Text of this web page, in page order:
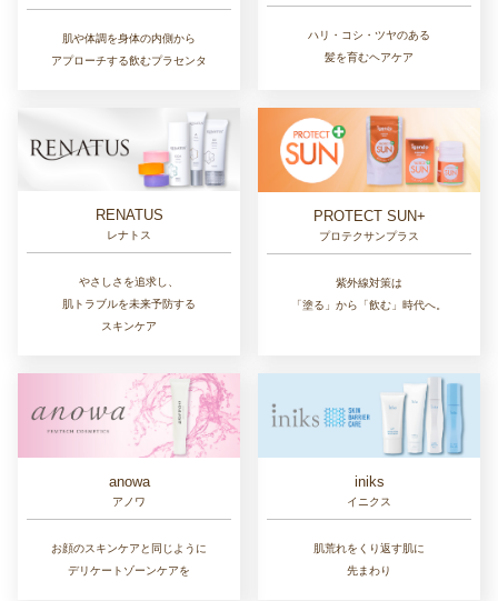
肌や体調を身体の内側から
アプローチする飲むプラセンタ
ハリ・コシ・ツヤのある
髪を育むヘアケア
RENATUS
レナトス
やさしさを追求し、
肌トラブルを未来予防する
スキンケア
PROTECT SUN+
プロテクサンプラス
紫外線対策は
「塗る」から「飲む」時代へ。
anowa
アノワ
お顔のスキンケアと同じように
デリケートゾーンケアを
iniks
イニクス
肌荒れをくり返す肌に
先まわり